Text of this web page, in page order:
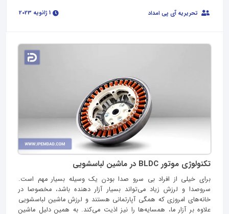
تحریریه آی پی امداد
تکنولوژی موتور BLDC در ماشین لباسشویی
برای خیلی از افراد بی سرو صدا بودن یک وسیله بسیار مهم است.
سروصدا و لرزش زیاد می‌تواند بسیار آزار دهنده باشد، مخصوصا در
خانه‌های امروزی که همگی آپارتمانی هستند و لرزش ماشین لباسشویی
علاوه بر آزار ما، همسایه‌ها را نیز اذیت می‌کند. به همین دلیل ماشین